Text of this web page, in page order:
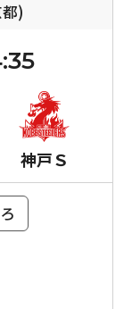
)
神戸Ｓ